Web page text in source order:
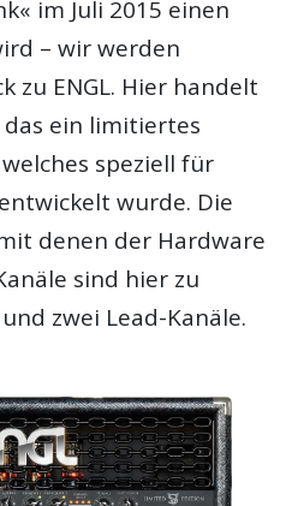
im Juli 2015 einen
– wir werden
zu ENGL. Hier handelt
das ein limitiertes
speziell für
wurde. Die
denen der Hardware
sind hier zu
zwei Lead-Kanäle.